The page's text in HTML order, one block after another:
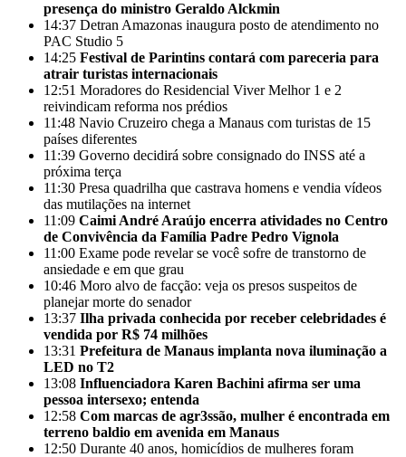
presença do ministro Geraldo Alckmin
14:37 Detran Amazonas inaugura posto de atendimento no
PAC Studio 5
14:25 Festival de Parintins contará com pareceria para
atrair turistas internacionais
12:51 Moradores do Residencial Viver Melhor 1 e 2
reivindicam reforma nos prédios
11:48 Navio Cruzeiro chega a Manaus com turistas de 15
países diferentes
11:39 Governo decidirá sobre consignado do INSS até a
próxima terça
11:30 Presa quadrilha que castrava homens e vendia vídeos
das mutilações na internet
11:09 Caimi André Araújo encerra atividades no Centro
de Convivência da Família Padre Pedro Vignola
11:00 Exame pode revelar se você sofre de transtorno de
ansiedade e em que grau
10:46 Moro alvo de facção: veja os presos suspeitos de
planejar morte do senador
13:37 Ilha privada conhecida por receber celebridades é
vendida por R$ 74 milhões
13:31 Prefeitura de Manaus implanta nova iluminação a
LED no T2
13:08 Influenciadora Karen Bachini afirma ser uma
pessoa intersexo; entenda
12:58 Com marcas de agr3ssão, mulher é encontrada em
terreno baldio em avenida em Manaus
12:50 Durante 40 anos, homicídios de mulheres foram